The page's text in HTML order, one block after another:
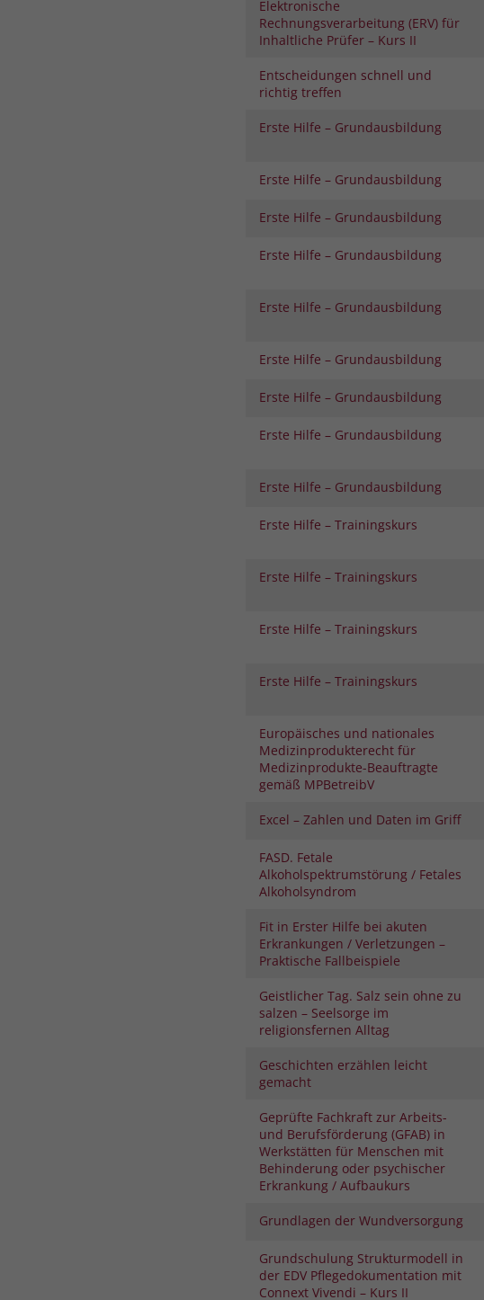
Elektronische
Rechnungsverarbeitung (ERV) für
Inhaltliche Prüfer – Kurs II
Entscheidungen schnell und
richtig treffen
Erste Hilfe – Grundausbildung
Erste Hilfe – Grundausbildung
Erste Hilfe – Grundausbildung
Erste Hilfe – Grundausbildung
Erste Hilfe – Grundausbildung
Erste Hilfe – Grundausbildung
Erste Hilfe – Grundausbildung
Erste Hilfe – Grundausbildung
Erste Hilfe – Grundausbildung
Erste Hilfe – Trainingskurs
Erste Hilfe – Trainingskurs
Erste Hilfe – Trainingskurs
Erste Hilfe – Trainingskurs
Europäisches und nationales
Medizinprodukterecht für
Medizinprodukte-Beauftragte
gemäß MPBetreibV
Excel – Zahlen und Daten im Griff
FASD. Fetale
Alkoholspektrumstörung / Fetales
Alkoholsyndrom
Fit in Erster Hilfe bei akuten
Erkrankungen / Verletzungen –
Praktische Fallbeispiele
Geistlicher Tag. Salz sein ohne zu
salzen – Seelsorge im
religionsfernen Alltag
Geschichten erzählen leicht
gemacht
Geprüfte Fachkraft zur Arbeits-
und Berufsförderung (GFAB) in
Werkstätten für Menschen mit
Behinderung oder psychischer
Erkrankung / Aufbaukurs
Grundlagen der Wundversorgung
Grundschulung Strukturmodell in
der EDV Pflegedokumentation mit
Connext Vivendi – Kurs II